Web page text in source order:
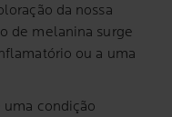
da nossa
de melanina surge
ou a uma
uma condição